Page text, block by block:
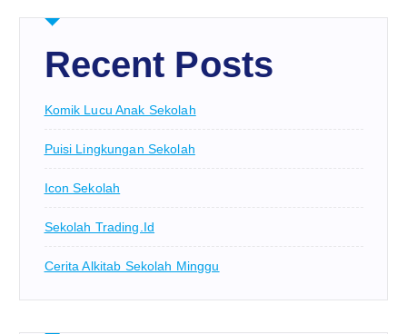
Recent Posts
Komik Lucu Anak Sekolah
Puisi Lingkungan Sekolah
Icon Sekolah
Sekolah Trading.id
Cerita Alkitab Sekolah Minggu